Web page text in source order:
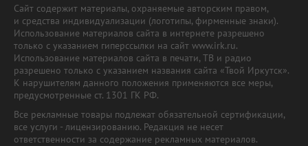
Сайт содержит материалы, охраняемые авторским правом,
и средства индивидуализации (логотипы, фирменные знаки).
Использование материалов сайта в интернете разрешено
только с указанием гиперссылки на сайт www.irk.ru.
Использование материалов сайта в печати, ТВ и радио
разрешено только с указанием названия сайта «Твой Иркутск».
К нарушителям данного положения применяются все меры,
предусмотренные ст. 1301 ГК РФ.
Все рекламные товары подлежат обязательной сертификации,
все услуги - лицензированию. Редакция не несет
ответственности за содержание рекламных материалов.